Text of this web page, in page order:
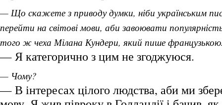
— Що скажете з приводу думки, ніби українським
перейти на світові мови, аби завоювати
того ж чеха Мілана Кундери, який пише
— Я категорично з цим не згоджуюся.
— Чому?
— В інтересах цілого людства, аби ми